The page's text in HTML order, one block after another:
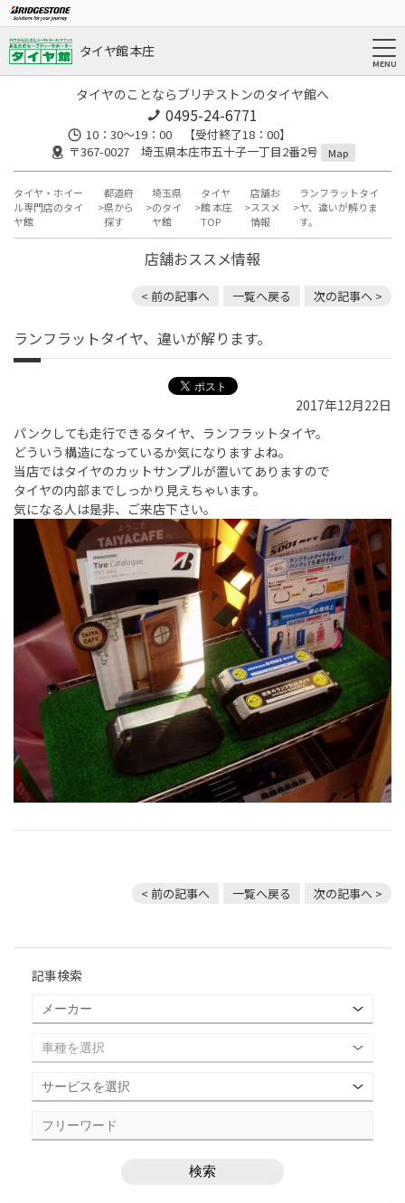
タイヤ館 本庄
タイヤのことならブリヂストンのタイヤ館へ
0495-24-6771
10：30～19：00 【受付終了18：00】
〒367-0027 埼玉県本庄市五十子一丁目2番2号
Map
タイヤ・ホイー
ル専門店のタイ
ヤ館
都道府
県から
探す
埼玉県
のタイ
ヤ館
タイヤ
館 本庄
TOP
店舗お
ススメ
情報
ランフラットタイ
ヤ、違いが解りま
す。
店舗おススメ情報
< 前の記事へ 一覧へ戻る 次の記事へ >
ランフラットタイヤ、違いが解ります。
2017年12月22日
パンクしても走行できるタイヤ、ランフラットタイヤ。
どういう構造になっているか気になりますよね。
当店ではタイヤのカットサンプルが置いてありますので
タイヤの内部までしっかり見えちゃいます。
気になる人は是非、ご来店下さい。
< 前の記事へ 一覧へ戻る 次の記事へ >
記事検索